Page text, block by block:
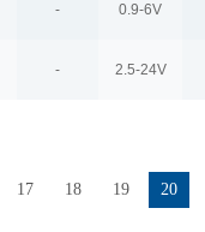
- 0.9-6V
- 2.5-24V
17 18 19 20